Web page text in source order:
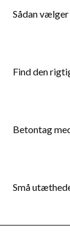
Sådan
Find den
Betontag
Små